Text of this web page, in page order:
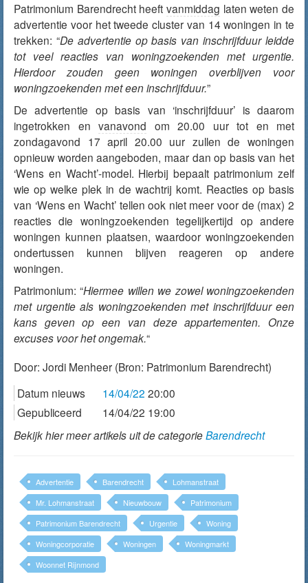
Patrimonium Barendrecht heeft vanmiddag laten weten de
advertentie voor het tweede cluster van 14 woningen in te
trekken: “De advertentie op basis van inschrijfduur leidde
tot veel reacties van woningzoekenden met urgentie.
Hierdoor zouden geen woningen overblijven voor
woningzoekenden met een inschrijfduur.”
De advertentie op basis van ‘inschrijfduur’ is daarom
ingetrokken en vanavond om 20.00 uur tot en met
zondagavond 17 april 20.00 uur zullen de woningen
opnieuw worden aangeboden, maar dan op basis van het
‘Wens en Wacht’-model. Hierbij bepaalt patrimonium zelf
wie op welke plek in de wachtrij komt. Reacties op basis
van ‘Wens en Wacht’ tellen ook niet meer voor de (max) 2
reacties die woningzoekenden tegelijkertijd op andere
woningen kunnen plaatsen, waardoor woningzoekenden
ondertussen kunnen blijven reageren op andere
woningen.
Patrimonium: “Hiermee willen we zowel woningzoekenden
met urgentie als woningzoekenden met inschrijfduur een
kans geven op een van deze appartementen. Onze
excuses voor het ongemak.“
Door: Jordi Menheer (Bron: Patrimonium Barendrecht)
Datum nieuws
14/04/22 20:00
Gepubliceerd
14/04/22 19:00
Bekijk hier meer artikels uit de categorieBarendrecht
Advertentie Barendrecht
Lohmanstraat
Mr. Lohmanstraat
Nieuwbouw
Patrimonium
Patrimonium Barendrecht
Urgentie
Woning
Woningcorporatie
Woningen
Woningmarkt
Woonnet Rijnmond